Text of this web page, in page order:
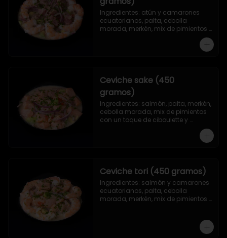
Ingredientes: atún y camarones
ecuatorianos, palta, cebolla
morada, merkén, mix de pimientos
Ceviche sake (450
gramos)
Ingredientes: salmón, palta, merkén,
cebolla morada, mix de pimientos
con un toque de ciboulette y
Ceviche tori (450 gramos)
Ingredientes: salmón y camarones
ecuatorianos, palta, cebolla
morada, merkén, mix de pimientos